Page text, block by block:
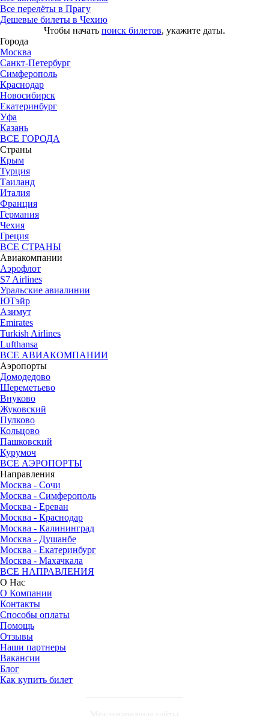
Все перелёты в Прагу
Дешевые билеты в Чехию
Чтобы начать поиск билетов, укажите даты.
Города
Москва
Санкт-Петербург
Симферополь
Краснодар
Новосибирск
Екатеринбург
Уфа
Казань
ВСЕ ГОРОДА
Страны
Крым
Турция
Таиланд
Италия
Франция
Германия
Чехия
Греция
ВСЕ СТРАНЫ
Авиакомпании
Аэрофлот
S7 Airlines
Уральские авиалинии
ЮТэйр
Азимут
Emirates
Turkish Airlines
Lufthansa
ВСЕ АВИАКОМПАНИИ
Аэропорты
Домодедово
Шереметьево
Внуково
Жуковский
Пулково
Кольцово
Пашковский
Курумоч
ВСЕ АЭРОПОРТЫ
Направления
Москва - Сочи
Москва - Симферополь
Москва - Ереван
Москва - Краснодар
Москва - Калининград
Москва - Душанбе
Москва - Екатеринбург
Москва - Махачкала
ВСЕ НАПРАВЛЕНИЯ
О Нас
О Компании
Контакты
Способы оплаты
Помощь
Отзывы
Наши партнеры
Вакансии
Блог
Как купить билет